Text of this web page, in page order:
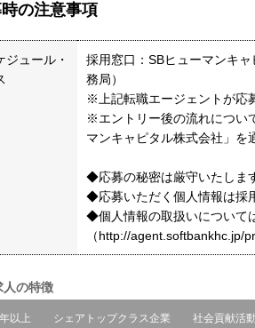
の注意事項
ジュール・
採用窓口：SBヒューマンキ
務局）
※上記転職エージェントが応
※エントリー後の流れについ
マンキャピタル株式会社」を
◆応募の秘密は厳守いたしま
◆応募いただく個人情報は採
◆個人情報の取扱いについて
（http://agent.softbankhc.jp/
人の特徴
以上 シェアトップクラス企業 社会貢献活